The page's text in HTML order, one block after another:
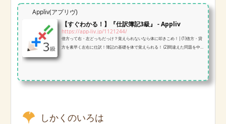
Appliv(アプリヴ)
【すぐわかる！】『仕訳簿記3級』 - Appliv
https://app-liv.jp/1121244/
借方って右・左どっちだっけ？覚えられないなら体に叩きこめ！| (1)借方・貸
方を素早く左右に仕訳！簿記の基礎を体で覚えられる！ (2)間違えた問題を中
しかくのいろは